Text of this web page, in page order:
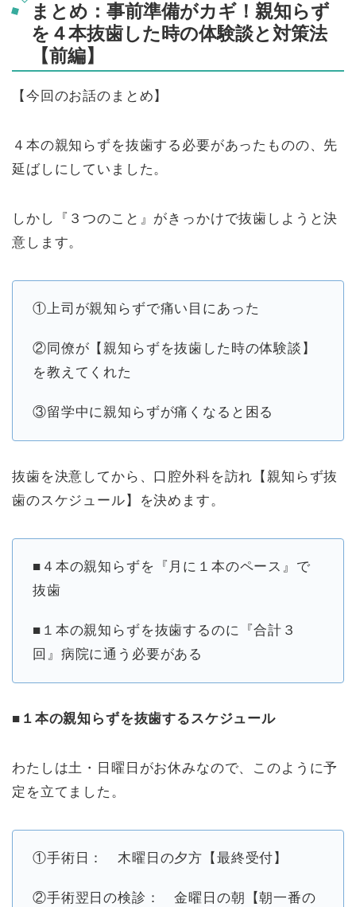
まとめ：事前準備がカギ！親知らず
を４本抜歯した時の体験談と対策法
【前編】
【今回のお話のまとめ】
４本の親知らずを抜歯する必要があったものの、先
延ばしにしていました。
しかし『３つのこと』がきっかけで抜歯しようと決
意します。
①上司が親知らずで痛い目にあった
②同僚が【親知らずを抜歯した時の体験談】
を教えてくれた
③留学中に親知らずが痛くなると困る
抜歯を決意してから、口腔外科を訪れ【親知らず抜
歯のスケジュール】を決めます。
■４本の親知らずを『月に１本のペース』で
抜歯
■１本の親知らずを抜歯するのに『合計３
回』病院に通う必要がある
■１本の親知らずを抜歯するスケジュール
わたしは土・日曜日がお休みなので、このように予
定を立てました。
①手術日： 木曜日の夕方【最終受付】
②手術翌日の検診： 金曜日の朝【朝一番の